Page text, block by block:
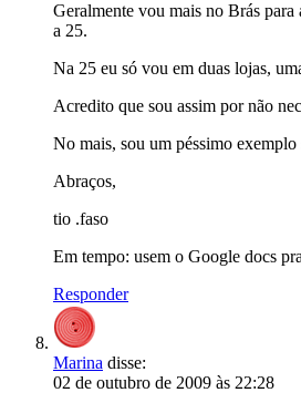
Geralmente vou mais no Brás
a 25.
Na 25 eu só vou em duas lojas,
Acredito que sou assim por não
No mais, sou um péssimo
Abraços,
tio .faso
Em tempo: usem o Google docs
Responder
Marina disse:
02 de outubro de 2009 às 22:28